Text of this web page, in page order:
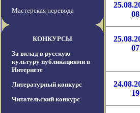
Мастерская перевода
КОНКУРСЫ
За вклад в русскую
культуру публикациями в
Интернете
Литературный конкурс
Читательский конкурс